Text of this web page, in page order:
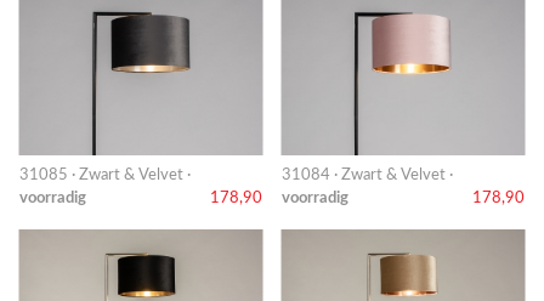
31085 · Zwart & Velvet ·
voorradig
178,90
31084 · Zwart & Velvet ·
voorradig
178,90